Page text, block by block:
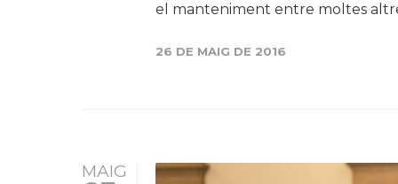
el manteniment entre moltes
26 DE MAIG DE 2016
MAIG